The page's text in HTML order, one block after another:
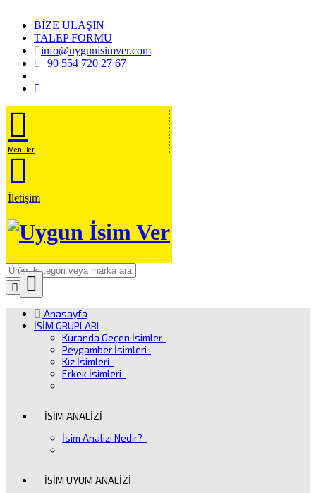
BİZE ULAŞIN
TALEP FORMU
info@uygunisimver.com
+90 554 720 27 67
Menuler
İletişim
Close
Ürün Arama
Anasayfa
İSİM GRUPLARI
Kuranda Geçen İsimler
Peygamber İsimleri
Kız İsimleri
Erkek İsimleri
İSİM ANALİZİ
İsim Analizi Nedir?
İSİM UYUM ANALİZİ